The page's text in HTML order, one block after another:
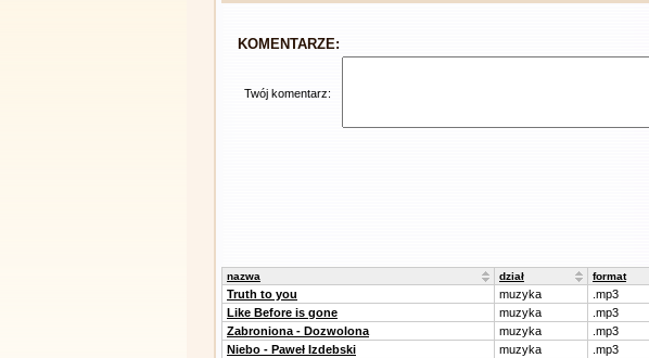
KOMENTARZE:
Twój komentarz:
nazwa dział format
Truth to you muzyka .mp3
Like Before is gone
muzyka .mp3
Zabroniona - Dozwolona
muzyka .mp3
Niebo - Paweł Izdebski
muzyka .mp3